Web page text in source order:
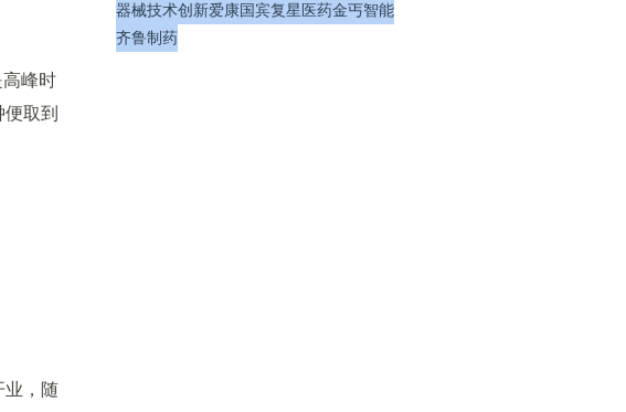
峰时
取到
，随
器械技术创新爱康国宾复星医药金丐智能
齐鲁制药